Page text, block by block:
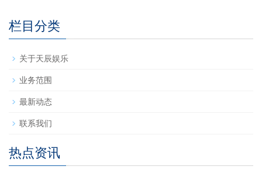
栏目分类
关于天辰娱乐
业务范围
最新动态
联系我们
热点资讯